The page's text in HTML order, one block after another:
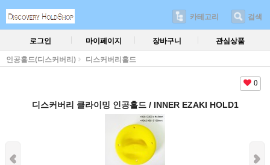
카테고리 검색
로그인 마이페이지 장바구니 관심상품
인공홀드(디스커버리) 디스커버리홀드
0
디스커버리 클라이밍 인공홀드 / INNER EZAKI HOLD1